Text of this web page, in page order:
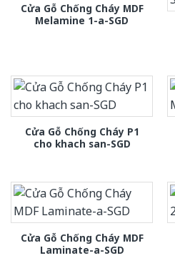
Cửa Gỗ Chống Cháy MDF
Melamine 1-a-SGD
Cửa Gỗ Chống Cháy P1
cho khach san-SGD
Cửa Gỗ Chống Cháy MDF
Laminate-a-SGD